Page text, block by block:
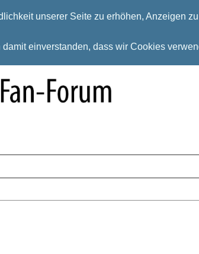
unserer Seite zu erhöhen, Anzeigen
einverstanden, dass wir Cookies